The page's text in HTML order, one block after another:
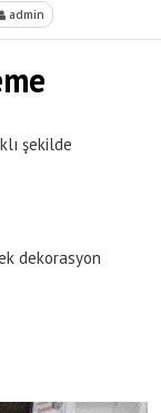
admin
şekilde
dekorasyon